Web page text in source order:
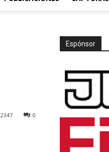
0
2347
Espónsor